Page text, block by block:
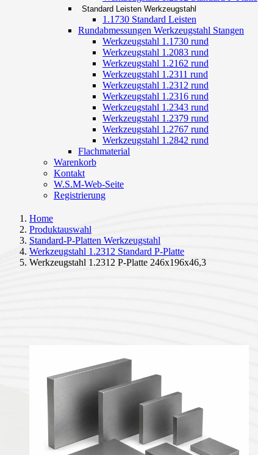
Standard Leisten Werkzeugstahl
1.1730 Standard Leisten
Rundabmessungen Werkzeugstahl Stangen
Werkzeugstahl 1.1730 rund
Werkzeugstahl 1.2083 rund
Werkzeugstahl 1.2162 rund
Werkzeugstahl 1.2311 rund
Werkzeugstahl 1.2312 rund
Werkzeugstahl 1.2316 rund
Werkzeugstahl 1.2343 rund
Werkzeugstahl 1.2379 rund
Werkzeugstahl 1.2767 rund
Werkzeugstahl 1.2842 rund
Flachmaterial
Warenkorb
Kontakt
W.S.M-Web-Seite
Registrierung
Home
Produktauswahl
Standard-P-Platten Werkzeugstahl
Werkzeugstahl 1.2312 Standard P-Platte
Werkzeugstahl 1.2312 P-Platte 246x196x46,3